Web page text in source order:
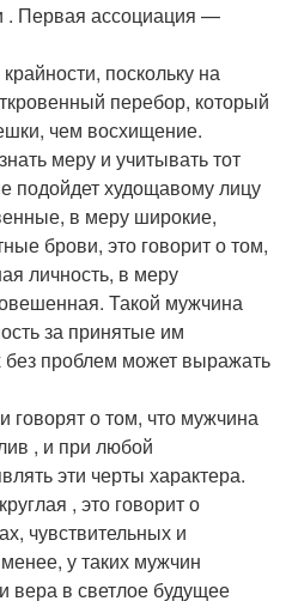
. Первая ассоциация —
поскольку на
перебор, который
чем восхищение.
меру и учитывать тот
подойдет худощавому лицу
в меру широкие,
брови, это говорит о том,
личность, в меру
Такой мужчина
за принятые им
проблем может выражать
говорят о том, что мужчина
, и при любой
эти черты характера.
, это говорит о
чувствительных и
у таких мужчин
вера в светлое будущее